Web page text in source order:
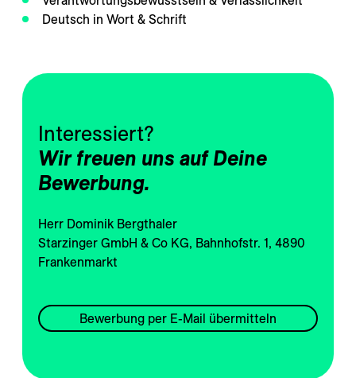
---
Deutsch in Wort & Schrift
Wir freuen uns auf Deine
Bewerbung.
Herr Dominik Bergthaler
Starzinger GmbH & Co KG, Bahnhofstr. 1, 4890
Frankenmarkt
Bewerbung per E-Mail übermitteln